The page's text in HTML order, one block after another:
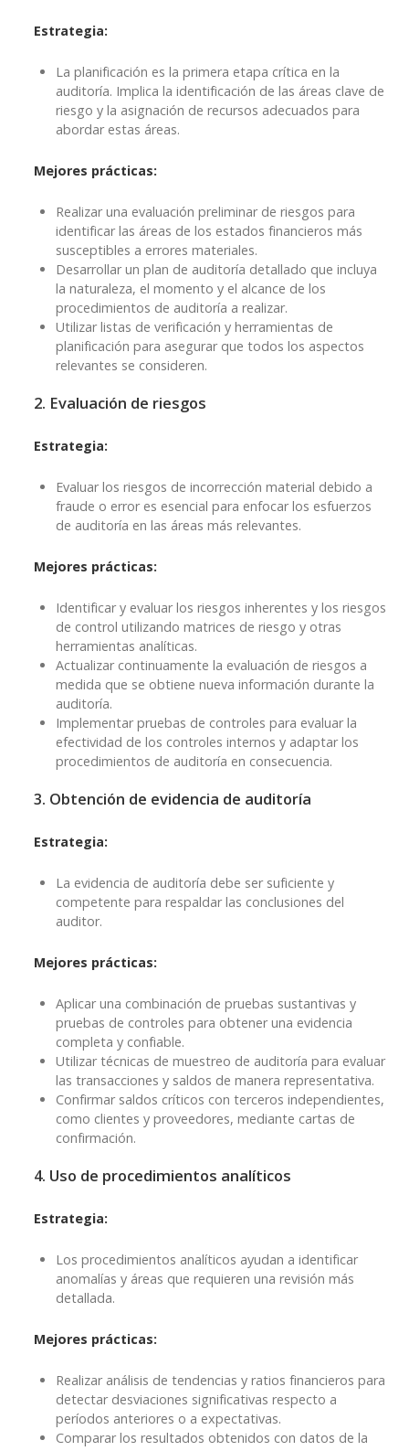
Estrategia:
La planificación es la primera etapa crítica en la
auditoría. Implica la identificación de las áreas clave de
riesgo y la asignación de recursos adecuados para
abordar estas áreas.
Mejores prácticas:
Realizar una evaluación preliminar de riesgos para
identificar las áreas de los estados financieros más
susceptibles a errores materiales.
Desarrollar un plan de auditoría detallado que incluya
la naturaleza, el momento y el alcance de los
procedimientos de auditoría a realizar.
Utilizar listas de verificación y herramientas de
planificación para asegurar que todos los aspectos
relevantes se consideren.
2. Evaluación de riesgos
Estrategia:
Evaluar los riesgos de incorrección material debido a
fraude o error es esencial para enfocar los esfuerzos
de auditoría en las áreas más relevantes.
Mejores prácticas:
Identificar y evaluar los riesgos inherentes y los riesgos
de control utilizando matrices de riesgo y otras
herramientas analíticas.
Actualizar continuamente la evaluación de riesgos a
medida que se obtiene nueva información durante la
auditoría.
Implementar pruebas de controles para evaluar la
efectividad de los controles internos y adaptar los
procedimientos de auditoría en consecuencia.
3. Obtención de evidencia de auditoría
Estrategia:
La evidencia de auditoría debe ser suficiente y
competente para respaldar las conclusiones del
auditor.
Mejores prácticas:
Aplicar una combinación de pruebas sustantivas y
pruebas de controles para obtener una evidencia
completa y confiable.
Utilizar técnicas de muestreo de auditoría para evaluar
las transacciones y saldos de manera representativa.
Confirmar saldos críticos con terceros independientes,
como clientes y proveedores, mediante cartas de
confirmación.
4. Uso de procedimientos analíticos
Estrategia:
Los procedimientos analíticos ayudan a identificar
anomalías y áreas que requieren una revisión más
detallada.
Mejores prácticas:
Realizar análisis de tendencias y ratios financieros para
detectar desviaciones significativas respecto a
períodos anteriores o a expectativas.
Comparar los resultados obtenidos con datos de la